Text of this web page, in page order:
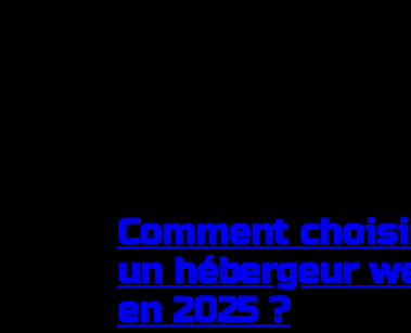
Comment
un hébergeur
en 2025 ?